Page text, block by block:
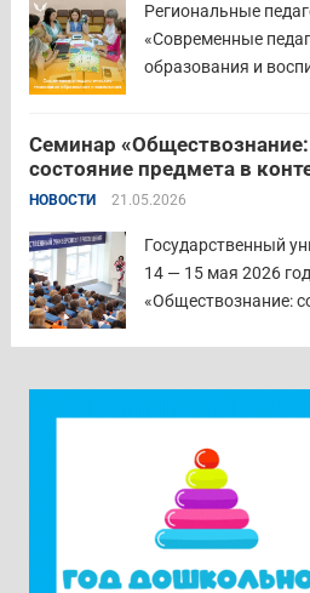
Региональные
«Современные
образования и
Основная цель
освещение
воспитательного
образовательных
Читать дальше
Семинар
состояние предмета в
законодательства и
Государственном
НОВОСТИ 21.05.2026
Государственный
14 — 15 мая 2026
«Обществознание:
Наталия
что...Читать дальше